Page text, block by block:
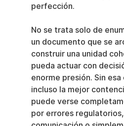
perfección.
No se trata solo de
un documento que se
construir una unidad
pueda actuar con
enorme presión. Sin
incluso la mejor
puede verse
por errores